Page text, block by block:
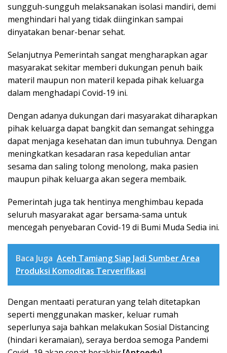
sungguh-sungguh melaksanakan isolasi mandiri, demi
menghindari hal yang tidak diinginkan sampai
dinyatakan benar-benar sehat.
Selanjutnya Pemerintah sangat mengharapkan agar
masyarakat sekitar memberi dukungan penuh baik
materil maupun non materil kepada pihak keluarga
dalam menghadapi Covid-19 ini.
Dengan adanya dukungan dari masyarakat diharapkan
pihak keluarga dapat bangkit dan semangat sehingga
dapat menjaga kesehatan dan imun tubuhnya. Dengan
meningkatkan kesadaran rasa kepedulian antar
sesama dan saling tolong menolong, maka pasien
maupun pihak keluarga akan segera membaik.
Pemerintah juga tak hentinya menghimbau kepada
seluruh masyarakat agar bersama-sama untuk
mencegah penyebaran Covid-19 di Bumi Muda Sedia ini.
Baca Juga Aceh Tamiang Siap Jadi Sumber Area
Produksi Komoditas Terverifikasi
Dengan mentaati peraturan yang telah ditetapkan
seperti menggunakan masker, keluar rumah
seperlunya saja bahkan melakukan Sosial Distancing
(hindari keramaian), seraya berdoa semoga Pandemi